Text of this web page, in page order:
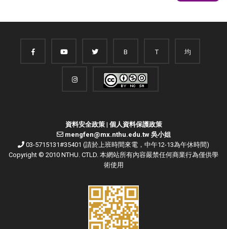
B T 均
資料安全政策| 個人資料保護政策
mengfen@mx.nthu.edu.tw 吳小姐
03-5715131#35401 (請於上班時間來電，中午12-13為午休時間)
Copyright © 2010 NTHU. CTLD. 本網站所有內容嚴禁任何商業行為僅供學
術使用